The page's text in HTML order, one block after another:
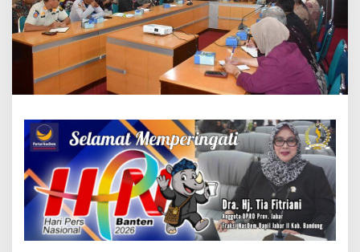
a
l
G
e
a
r
o
m
b
a
P
a
w
a
i